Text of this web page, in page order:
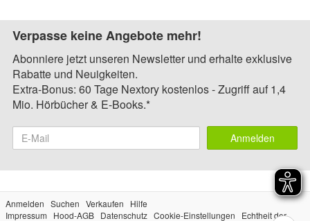
Verpasse keine Angebote mehr!
Abonniere jetzt unseren Newsletter und erhalte exklusive
Rabatte und Neuigkeiten.
Extra-Bonus: 60 Tage Nextory kostenlos - Zugriff auf 1,4
Mio. Hörbücher & E-Books.*
Anmelden
Anmelden Suchen Verkaufen
Hilfe
Impressum
Hood-AGB Datenschutz Cookie-Einstellungen
Echtheit der